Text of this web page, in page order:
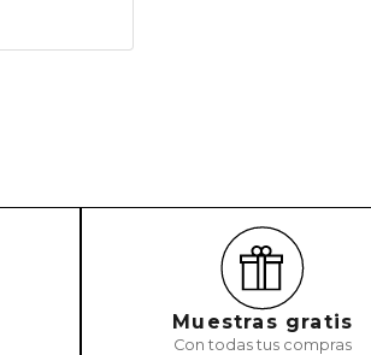
Escribe un comentario
Muestras gratis
Con todas tus compras